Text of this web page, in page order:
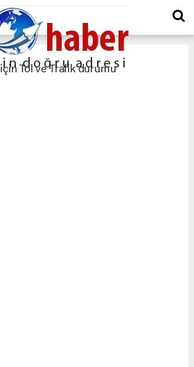
için Tol ve Trafik durumu